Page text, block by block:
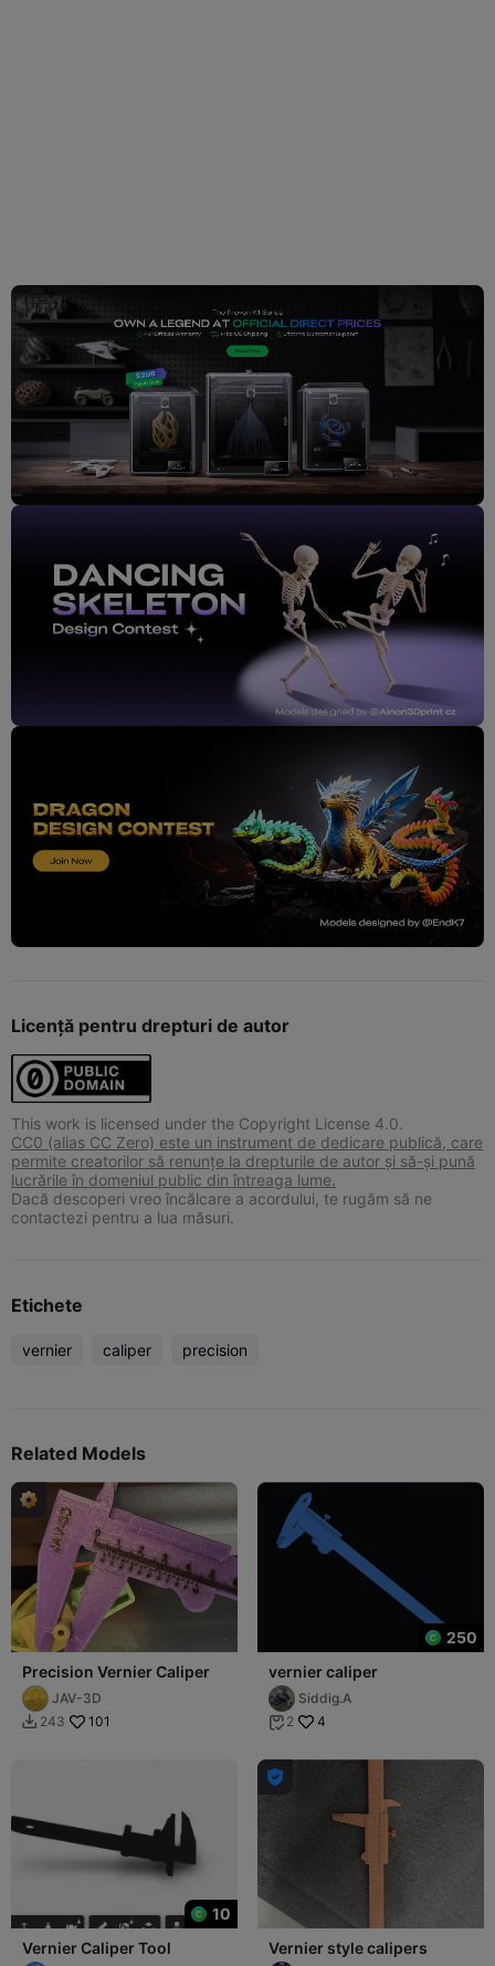
Licență pentru drepturi de autor
This work is licensed under the Copyright License 4.0.
CC0 (alias CC Zero) este un instrument de dedicare publică, care
permite creatorilor să renunțe la drepturile de autor și să-și pună
lucrările în domeniul public din întreaga lume.
Dacă descoperi vreo încălcare a acordului, te rugăm să ne
contactezi pentru a lua măsuri.
Etichete
vernier caliper precision
Related Models
Precision Vernier Caliper
JAV-3D
 243 101
250
vernier caliper
Siddig.A
 2 4
10
Vernier Caliper Tool

Vernier style calipers